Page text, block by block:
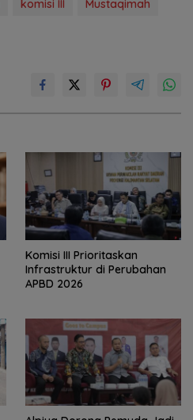
komisi III
Mustaqimah
‎Komisi III Prioritaskan
Infrastruktur di Perubahan
APBD 2026